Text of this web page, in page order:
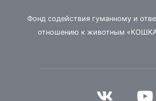
Фонд содействия гуманному и
отношению к животным